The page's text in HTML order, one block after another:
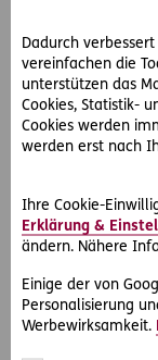
Dadurch
vereinfachen die
unterstützen das
Cookies, Statistik-
Cookies werden
werden erst nach
Ihre Cookie-
Erklärung &
ändern. Nähere
Einige der von
Personalisierung
Werbewirksamkeit.
Aktuelle Fassung
Webseite des
Standard für den
über Finanzkonten
FATCA
DerForeign